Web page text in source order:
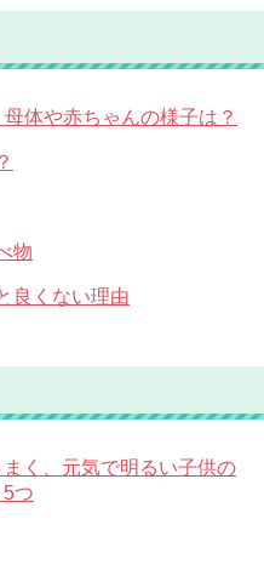
体や赤ちゃんの様子は？
物
良くない理由
く、元気で明るい子供の
つ